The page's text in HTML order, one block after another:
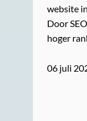
website
Door
hoger
06 juli